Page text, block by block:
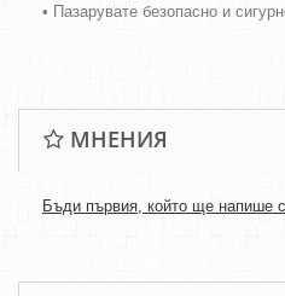
• Пазарувате безопасно и
МНЕНИЯ
Бъди първия, който ще напише